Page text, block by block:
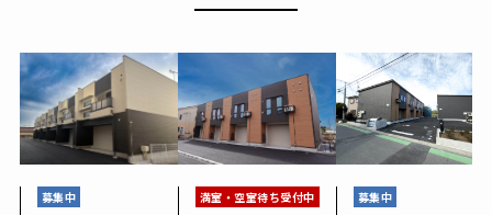
募集中 満室・空室待ち受付中 募集中